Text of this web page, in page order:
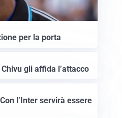
per la porta
gli affida l’attacco
l’Inter servirà essere